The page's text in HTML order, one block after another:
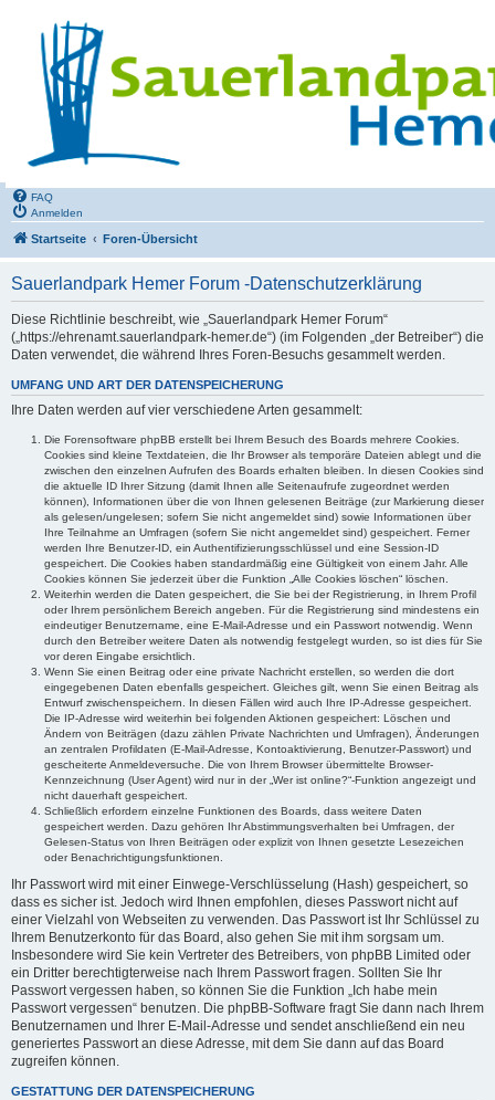
FAQ
Anmelden
Startseite Foren-Übersicht
Sauerlandpark Hemer Forum -Datenschutzerklärung
Diese Richtlinie beschreibt, wie „Sauerlandpark Hemer Forum“
(„https://ehrenamt.sauerlandpark-hemer.de“) (im Folgenden „der Betreiber“) die
Daten verwendet, die während Ihres Foren-Besuchs gesammelt werden.
UMFANG UND ART DER DATENSPEICHERUNG
Ihre Daten werden auf vier verschiedene Arten gesammelt:
Die Forensoftware phpBB erstellt bei Ihrem Besuch des Boards mehrere Cookies.
Cookies sind kleine Textdateien, die Ihr Browser als temporäre Dateien ablegt und die
zwischen den einzelnen Aufrufen des Boards erhalten bleiben. In diesen Cookies sind
die aktuelle ID Ihrer Sitzung (damit Ihnen alle Seitenaufrufe zugeordnet werden
können), Informationen über die von Ihnen gelesenen Beiträge (zur Markierung dieser
als gelesen/ungelesen; sofern Sie nicht angemeldet sind) sowie Informationen über
Ihre Teilnahme an Umfragen (sofern Sie nicht angemeldet sind) gespeichert. Ferner
werden Ihre Benutzer-ID, ein Authentifizierungsschlüssel und eine Session-ID
gespeichert. Die Cookies haben standardmäßig eine Gültigkeit von einem Jahr. Alle
Cookies können Sie jederzeit über die Funktion „Alle Cookies löschen“ löschen.
Weiterhin werden die Daten gespeichert, die Sie bei der Registrierung, in Ihrem Profil
oder Ihrem persönlichem Bereich angeben. Für die Registrierung sind mindestens ein
eindeutiger Benutzername, eine E-Mail-Adresse und ein Passwort notwendig. Wenn
durch den Betreiber weitere Daten als notwendig festgelegt wurden, so ist dies für Sie
vor deren Eingabe ersichtlich.
Wenn Sie einen Beitrag oder eine private Nachricht erstellen, so werden die dort
eingegebenen Daten ebenfalls gespeichert. Gleiches gilt, wenn Sie einen Beitrag als
Entwurf zwischenspeichern. In diesen Fällen wird auch Ihre IP-Adresse gespeichert.
Die IP-Adresse wird weiterhin bei folgenden Aktionen gespeichert: Löschen und
Ändern von Beiträgen (dazu zählen Private Nachrichten und Umfragen), Änderungen
an zentralen Profildaten (E-Mail-Adresse, Kontoaktivierung, Benutzer-Passwort) und
gescheiterte Anmeldeversuche. Die von Ihrem Browser übermittelte Browser-
Kennzeichnung (User Agent) wird nur in der „Wer ist online?“-Funktion angezeigt und
nicht dauerhaft gespeichert.
Schließlich erfordern einzelne Funktionen des Boards, dass weitere Daten
gespeichert werden. Dazu gehören Ihr Abstimmungsverhalten bei Umfragen, der
Gelesen-Status von Ihren Beiträgen oder explizit von Ihnen gesetzte Lesezeichen
oder Benachrichtigungsfunktionen.
Ihr Passwort wird mit einer Einwege-Verschlüsselung (Hash) gespeichert, so
dass es sicher ist. Jedoch wird Ihnen empfohlen, dieses Passwort nicht auf
einer Vielzahl von Webseiten zu verwenden. Das Passwort ist Ihr Schlüssel zu
Ihrem Benutzerkonto für das Board, also gehen Sie mit ihm sorgsam um.
Insbesondere wird Sie kein Vertreter des Betreibers, von phpBB Limited oder
ein Dritter berechtigterweise nach Ihrem Passwort fragen. Sollten Sie Ihr
Passwort vergessen haben, so können Sie die Funktion „Ich habe mein
Passwort vergessen“ benutzen. Die phpBB-Software fragt Sie dann nach Ihrem
Benutzernamen und Ihrer E-Mail-Adresse und sendet anschließend ein neu
generiertes Passwort an diese Adresse, mit dem Sie dann auf das Board
zugreifen können.
GESTATTUNG DER DATENSPEICHERUNG